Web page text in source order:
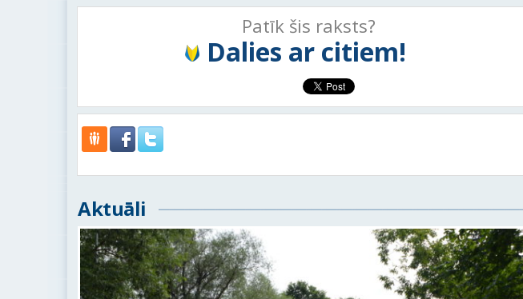
Patīk šis raksts?
Dalies ar citiem!
Aktuāli